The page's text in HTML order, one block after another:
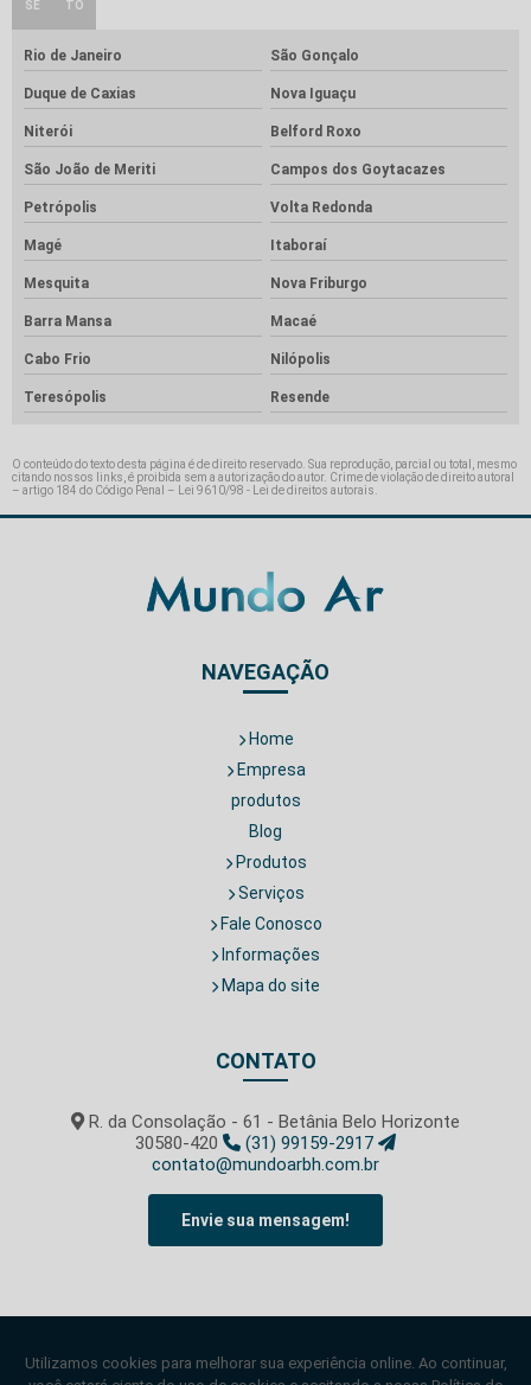
SE TO
Rio de Janeiro São Gonçalo
Duque de Caxias Nova Iguaçu
Niterói Belford Roxo
São João de Meriti Campos dos Goytacazes
Petrópolis Volta Redonda
Magé Itaboraí
Mesquita Nova Friburgo
Barra Mansa Macaé
Cabo Frio Nilópolis
Teresópolis Resende
O conteúdo do texto desta página é de direito reservado. Sua reprodução, parcial ou total, mesmo
citando nossos links, é proibida sem a autorização do autor. Crime de violação de direito autoral
– artigo 184 do Código Penal –
Lei 9610/98 - Lei de direitos autorais
NAVEGAÇÃO
Home
Empresa
produtos
Blog
Produtos
Serviços
Fale Conosco
Informações
Mapa do site
CONTATO
R. da Consolação - 61 - Betânia Belo Horizonte
30580-420
(31) 99159-2917
contato@mundoarbh.com.br
Envie sua mensagem!